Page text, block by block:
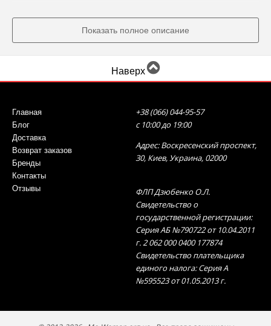
Пальто женское весна купить: Просто и
Современно в Mo-woman
Пальто женское весна купить в Mo-woman - это
шаг к стильному образу в новом сезоне. Наши
высокое качество, обеспечивая вам
неповторимый стиль и удобство.
Пальто женское весна 2024: Новинки
современной моды
Следите за новыми трендами с нашими пальто
женскими весна 2024 года. Мы предлагаем вам
уникальные дизайны, которые подчеркнут ваш
стиль и придают актуальность вашему гардеробу
Стеганое пальто с капюшоном весна: Тепло
Наши стеганые пальто с капюшоном для весны -
Показать полное описание
Наверх
Главная
Блог
Доставка
Возврат заказов
Бренды
Контакты
Отзывы
+38 (066) 044-95-57
с 10:00 до 19:00
Адрес: Воскресенский проспект,
30, Киев, Украина, 02000
ФЛП Дзюбенко О.Л.
Свидетельство о
государственной регистрации:
Серия АБ №790722 от 10.04.2011
г. 2 062 000 0400 177874
Свидетельство плательщика
единого налога: Серия А
№595523 от 01.05.2013 г.